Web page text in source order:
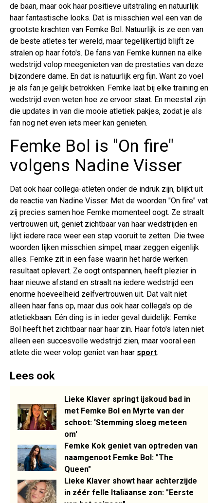
de baan, maar ook haar positieve uitstraling en natuurlijk
haar fantastische looks. Dat is misschien wel een van de
grootste krachten van Femke Bol. Natuurlijk is ze een van
de beste atletes ter wereld, maar tegelijkertijd blijft ze
stralen op haar foto's. De fans van Femke kunnen na elke
wedstrijd volop meegenieten van de prestaties van deze
bijzondere dame. En dat is natuurlijk erg fijn. Want zo voel
je als fan je gelijk betrokken. Femke laat bij elke training en
wedstrijd even weten hoe ze ervoor staat. En meestal zijn
die updates in van die mooie atletiek pakjes, zodat je als
fan nog net even iets meer kan genieten.
Femke Bol is "On fire"
volgens Nadine Visser
Dat ook haar collega-atleten onder de indruk zijn, blijkt uit
de reactie van Nadine Visser. Met de woorden "On fire" vat
zij precies samen hoe Femke momenteel oogt. Ze straalt
vertrouwen uit, geniet zichtbaar van haar wedstrijden en
lijkt iedere race weer een stap vooruit te zetten. Die twee
woorden lijken misschien simpel, maar zeggen eigenlijk
alles. Femke zit in een fase waarin het harde werken
resultaat oplevert. Ze oogt ontspannen, heeft plezier in
haar nieuwe afstand en straalt na iedere wedstrijd een
enorme hoeveelheid zelfvertrouwen uit. Dat valt niet
alleen haar fans op, maar dus ook haar collega's op de
atletiekbaan. Eén ding is in ieder geval duidelijk: Femke
Bol heeft het zichtbaar naar haar zin. Haar foto's laten niet
alleen een succesvolle wedstrijd zien, maar vooral een
atlete die weer volop geniet van haar sport.
Lees ook
Lieke Klaver springt ijskoud bad in
met Femke Bol en Myrte van der
schoot: 'Stemming sloeg meteen
om'
Femke Kok geniet van optreden van
naamgenoot Femke Bol: "The
Queen"
Lieke Klaver showt haar achterzijde
in zéér felle Italiaanse zon: "Eerste